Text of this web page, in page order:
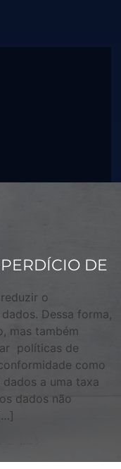
DE
o
Dessa forma,
mas também
políticas de
como
a uma taxa
dados não